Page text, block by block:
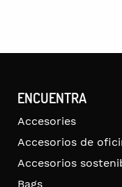
ENCUENTRA
Accesories
Accesorios de
Accesorios
Bags